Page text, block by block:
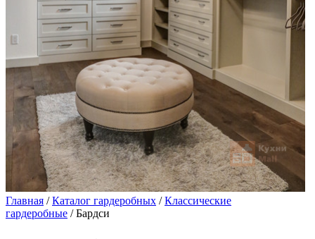
Главная /Каталог гардеробных /Классические
гардеробные / Бардси